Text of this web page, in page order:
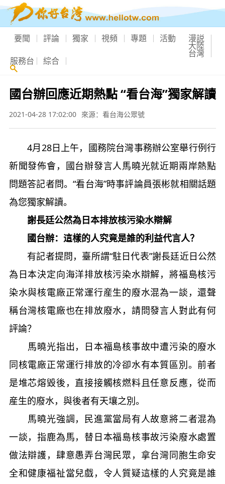
要聞 評論 獨家 視頻 專題 活動 漫説
大陸
台灣
服務台 綜合
國台辦回應近期熱點 “看台海”獨家解讀
2021-04-28 17:02:00 來源：看台海公眾號
4月28日上午，國務院台灣事務辦公室舉行例行
新聞發佈會，國台辦發言人馬曉光就近期兩岸熱點
問題答記者問。“看台海”時事評論員張彬就相關話題
為您獨家解讀。
謝長廷公然為日本排放核污染水辯解
國台辦：這樣的人究竟是誰的利益代言人？
有記者提問，臺所謂“駐日代表”謝長廷近日公然
為日本決定向海洋排放核污染水辯解，將福島核污
染水與核電廠正常運行産生的廢水混為一談，還聲
稱台灣核電廠也在排放廢水，請問發言人對此有何
評論？
馬曉光指出，日本福島核事故中遭污染的廢水
同核電廠正常運行排放的冷卻水有本質區別。前者
是堆芯熔毀後，直接接觸核燃料且任意反應，從而
産生的廢水，與後者有天壤之別。
馬曉光強調，民進黨當局有人故意將二者混為
一談，指鹿為馬，替日本福島核事故污染廢水處置
做法辯護，肆意愚弄台灣民眾，拿台灣同胞生命安
全和健康福祉當兒戲，令人質疑這樣的人究竟是誰